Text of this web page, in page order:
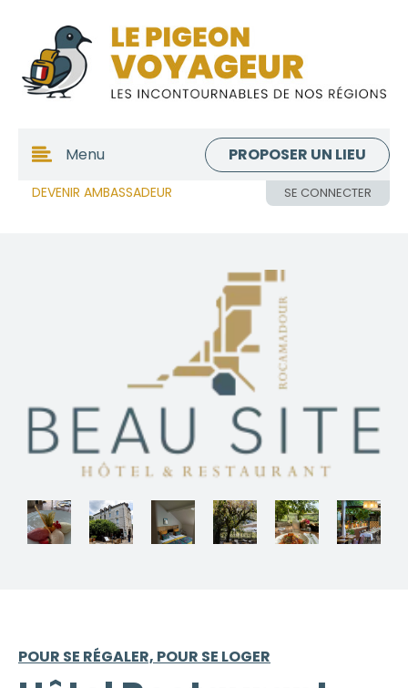
DEVENIR AMBASSADEUR SE CONNECTER
Menu PROPOSER UN LIEU
POUR SE RÉGALER, POUR SE LOGER